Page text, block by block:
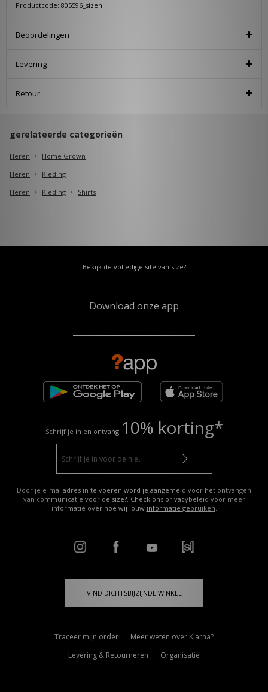
Productcode: 805596_sizenl
Beoordelingen
Levering
Retour
gerelateerde categorieën
Heren
Home Grown
Heren
Kleding
Heren
Kleding Shirts
Bekijk de volledige site van size?
Download onze app
Schrijf je in en ontvang 10% korting*
Door je e-mailadres in te voeren word je aangemeld voor het ontvangen
van communicatie voor de size?. Check ons privacybeleid voor meer
informatie over hoe wij jouw informatie gebruiken.
VIND DICHTSBIJZIJNDE WINKEL
Traceer mijn order
Meer weten over Klarna?
Levering & Retourneren
Organisatie